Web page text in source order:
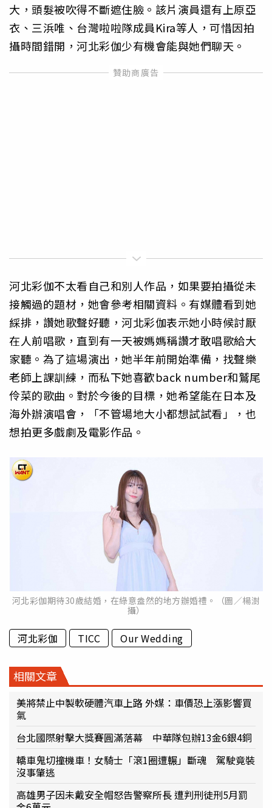
大，頭髮被吹得不斷遮住臉。該片演員還有上原亞
衣、三浜唯、台灣啦啦隊成員Kira等人，可惜因拍
攝時間錯開，河北彩伽少有機會能與她們聊天。
河北彩伽不太看自己和別人作品，如果要拍攝從未
接觸過的題材，她會參考相關資料。有媒體看到她
綵排，讚她歌聲好聽，河北彩伽表示她小時候討厭
在人前唱歌，直到有一天被媽媽稱讚才敢唱歌給大
家聽。為了這場演出，她半年前開始準備，找聲樂
老師上課訓練，而私下她喜歡back number和鷲尾
伶菜的歌曲。對於今後的目標，她希望能在日本及
海外辦演唱會，「不管場地大小都想試試看」，也
想拍更多戲劇及電影作品。
河北彩伽期待30歲結婚，在綠意盎然的地方辦婚禮。（圖／楊澍
攝）
河北彩伽 TICC Our Wedding
相關文章
美將禁止中製軟硬體汽車上路 外媒：車價恐上漲影響買
氣
台北國際射擊大獎賽圓滿落幕 中華隊包辦13金6銀4銅
轎車鬼切撞機車！女騎士「滾1圈遭輾」斷魂 駕駛竟裝
沒事肇逃
高雄男子因未戴安全帽怒告警察所長 遭判刑徒刑5月罰